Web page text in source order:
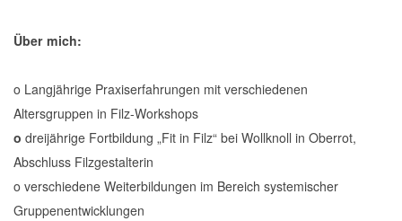
Über mich:
o Langjährige Praxiserfahrungen mit verschiedenen
Altersgruppen in Filz-Workshops
o dreijährige Fortbildung „Fit in Filz“ bei Wollknoll in Oberrot,
Abschluss Filzgestalterin
o verschiedene Weiterbildungen im Bereich systemischer
Gruppenentwicklungen